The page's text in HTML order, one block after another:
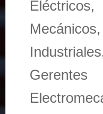
Gerentes